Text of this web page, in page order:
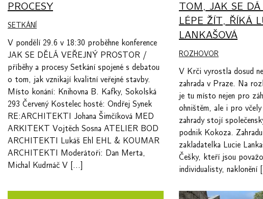
PROCESY
SETKÁNÍ
V pondělí 29.6 v 18:30 proběhne konference
JAK SE DĚLÁ VEŘEJNÝ PROSTOR /
příběhy a procesy Setkání spojené s debatou
o tom, jak vznikají kvalitní veřejné stavby.
Místo konání: Knihovna B. Kafky, Sokolská
293 Červený Kostelec hosté: Ondřej Synek
RE:ARCHITEKTI Johana Šimčíková MED
ARKITEKT Vojtěch Sosna ATELIER BOD
ARCHITEKTI Lukáš Ehl EHL & KOUMAR
ARCHITEKTI Moderátoři: Dan Merta,
Michal Kudrnáč V […]
TOM, JAK SE DÁ
LÉPE ŽÍT, ŘÍKÁ
LANKAŠOVÁ
ROZHOVOR
V Krči vyrostla dosud
zahrada v Praze. Na
je tu místo nejen pro
ohništěm, ale i pro
zahrady stojí
podnik Kokoza.
zakladatelka Lucie
Češky, kteří jsou
individualisty, naklonění